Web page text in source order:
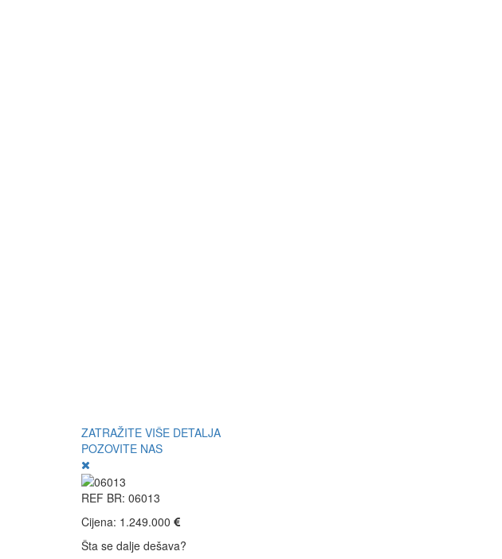
ZATRAŽITE VIŠE DETALJA
POZOVITE NAS
REF BR: 06013
Cijena: 1.249.000
Šta se dalje dešava?